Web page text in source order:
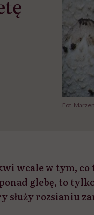
Fot.
wcale w tym,
glebę, to
służy rozsianiu